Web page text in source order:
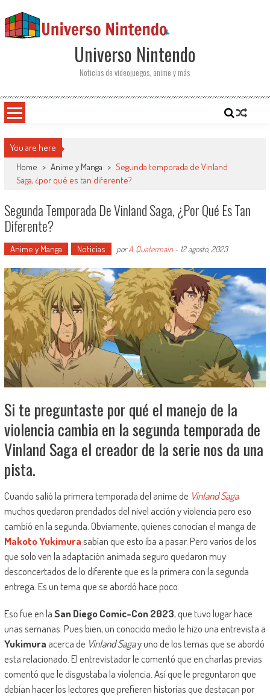
Universo Nintendo
Noticias de videojuegos, anime y más
You are here
Home > Anime y Manga > Segunda temporada de Vinland
Saga, ¿por qué es tan diferente?
Segunda Temporada De Vinland Saga, ¿por Qué Es Tan
Diferente?
Anime y Manga Noticias porA. Quatermain- 12 agosto, 2023
Si te preguntaste por qué el manejo de la
violencia cambia en la segunda temporada de
Vinland Saga el creador de la serie nos da una
pista.
Cuando salió la primera temporada del anime de Vinland Saga
muchos quedaron prendados del nivel acción y violencia pero eso
cambió en la segunda. Obviamente, quienes conocían el manga de
Makoto Yukimurasabían que esto iba a pasar. Pero varios de los
que solo ven la adaptación animada seguro quedaron muy
desconcertados de lo diferente que es la primera con la segunda
entrega. Es un tema que se abordó hace poco.
Eso fue en laSan Diego Comic-Con 2023, que tuvo lugar hace
unas semanas. Pues bien, un conocido medio le hizo una entrevista a
Yukimura acerca de Vinland Sagay uno de los temas que se abordó
esta relacionado. El entrevistador le comentó que en charlas previas
comentó que le disgustaba la violencia. Así que le preguntaron que
debían hacer los lectores que prefieren historias que destacan por